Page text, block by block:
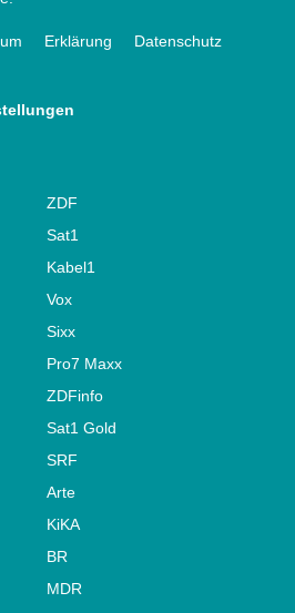
Erklärung
Datenschutz
ZDF
Sat1
Kabel1
Vox
Sixx
Pro7 Maxx
ZDFinfo
Sat1 Gold
SRF
Arte
KiKA
BR
MDR